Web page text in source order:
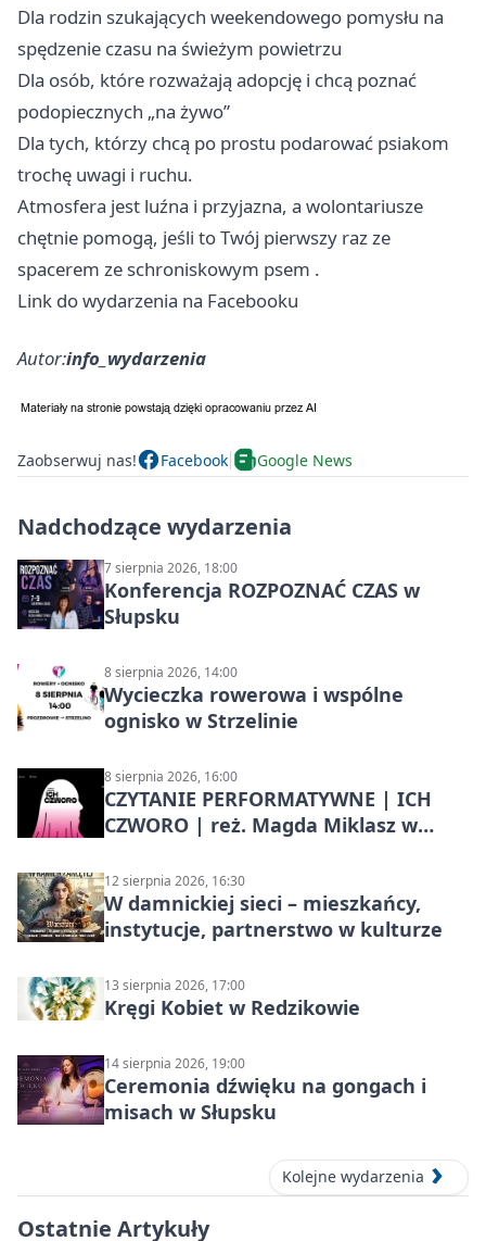
Dla rodzin szukających weekendowego pomysłu na
spędzenie czasu na świeżym powietrzu
Dla osób, które rozważają adopcję i chcą poznać
podopiecznych „na żywo”
Dla tych, którzy chcą po prostu podarować psiakom
trochę uwagi i ruchu.
Atmosfera jest luźna i przyjazna, a wolontariusze
chętnie pomogą, jeśli to Twój pierwszy raz ze
spacerem ze schroniskowym psem .
Link do wydarzenia na Facebooku
Autor:info_wydarzenia
Zaobserwuj nas! Facebook Google News
Nadchodzące wydarzenia
7 sierpnia 2026, 18:00
Konferencja ROZPOZNAĆ CZAS w
Słupsku
8 sierpnia 2026, 14:00
Wycieczka rowerowa i wspólne
ognisko w Strzelinie
8 sierpnia 2026, 16:00
CZYTANIE PERFORMATYWNE | ICH
CZWORO | reż. Magda Miklasz w
12 sierpnia 2026, 16:30
W damnickiej sieci – mieszkańcy,
instytucje, partnerstwo w kulturze
13 sierpnia 2026, 17:00
Kręgi Kobiet w Redzikowie
14 sierpnia 2026, 19:00
Ceremonia dźwięku na gongach i
misach w Słupsku
Kolejne wydarzenia
Ostatnie Artykuły